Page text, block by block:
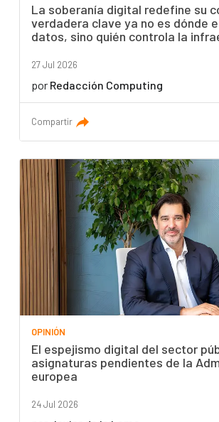
La soberanía digital redefine su
verdadera clave ya no es dónde
datos, sino quién controla la
27 Jul 2026
por Redacción Computing
Compartir
OPINIÓN
El espejismo digital del sector
asignaturas pendientes de la
europea
24 Jul 2026